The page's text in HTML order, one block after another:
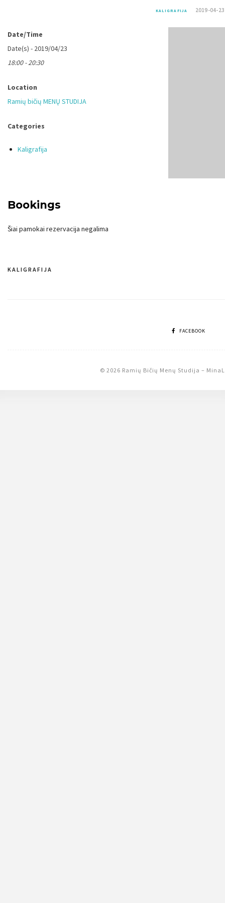
KALIGRAFIJA 2019-04-23
Date/Time
Date(s) - 2019/04/23
18:00 - 20:30
Location
Ramių bičių MENŲ STUDIJA
Categories
Kaligrafija
Bookings
Šiai pamokai rezervacija negalima
Navigacija
KALIGRAFIJA
FACEBOOK
© 2026 Ramių Bičių Menų Studija –